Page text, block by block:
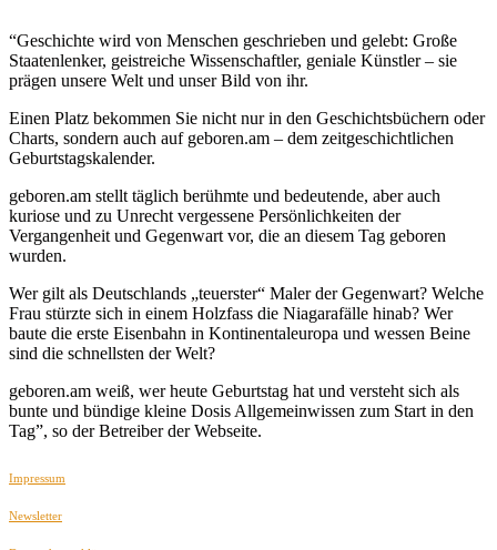
“Geschichte wird von Menschen geschrieben und gelebt: Große
Staatenlenker, geistreiche Wissenschaftler, geniale Künstler – sie
prägen unsere Welt und unser Bild von ihr.
Einen Platz bekommen Sie nicht nur in den Geschichtsbüchern oder
Charts, sondern auch auf geboren.am – dem zeitgeschichtlichen
Geburtstagskalender.
geboren.am stellt täglich berühmte und bedeutende, aber auch
kuriose und zu Unrecht vergessene Persönlichkeiten der
Vergangenheit und Gegenwart vor, die an diesem Tag geboren
wurden.
Wer gilt als Deutschlands „teuerster“ Maler der Gegenwart? Welche
Frau stürzte sich in einem Holzfass die Niagarafälle hinab? Wer
baute die erste Eisenbahn in Kontinentaleuropa und wessen Beine
sind die schnellsten der Welt?
geboren.am weiß, wer heute Geburtstag hat und versteht sich als
bunte und bündige kleine Dosis Allgemeinwissen zum Start in den
Tag”, so der Betreiber der Webseite.
Impressum
Newsletter